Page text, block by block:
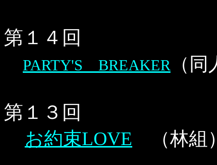
第１４回
PARTY'S BREAKER （
第１３回
お約束LOVE （林組